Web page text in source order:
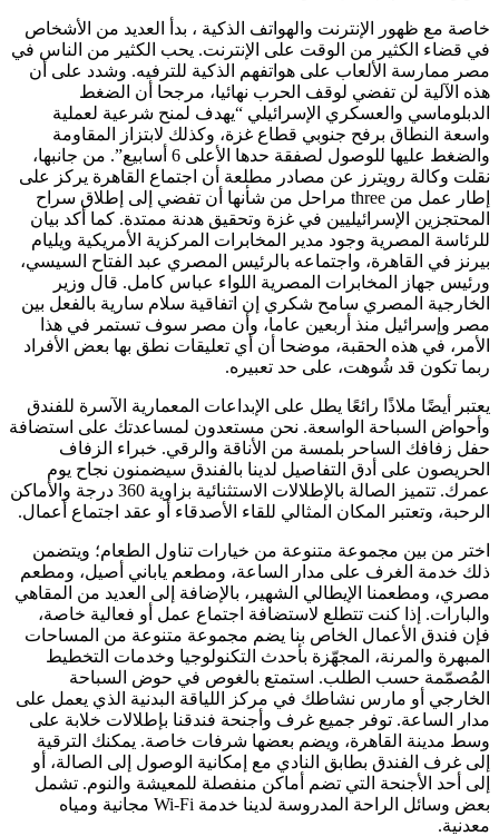
خاصة مع ظهور الإنترنت والهواتف الذكية ، بدأ العديد من الأشخاص
في قضاء الكثير من الوقت على الإنترنت. يحب الكثير من الناس في
مصر ممارسة الألعاب على هواتفهم الذكية للترفيه. وشدد على أن
هذه الآلية لن تفضي لوقف الحرب نهائيا، مرجحا أن الضغط
الدبلوماسي والعسكري الإسرائيلي “يهدف لمنح شرعية لعملية
واسعة النطاق برفح جنوبي قطاع غزة، وكذلك لابتزاز المقاومة
والضغط عليها للوصول لصفقة حدها الأعلى 6 أسابيع”. من جانبها،
نقلت وكالة رويترز عن مصادر مطلعة أن اجتماع القاهرة يركز على
إطار عمل من three مراحل من شأنها أن تفضي إلى إطلاق سراح
المحتجزين الإسرائيليين في غزة وتحقيق هدنة ممتدة. كما أكد بيان
للرئاسة المصرية وجود مدير المخابرات المركزية الأمريكية ويليام
بيرنز في القاهرة، واجتماعه بالرئيس المصري عبد الفتاح السيسي،
ورئيس جهاز المخابرات المصرية اللواء عباس كامل. قال وزير
الخارجية المصري سامح شكري إن اتفاقية سلام سارية بالفعل بين
مصر وإسرائيل منذ أربعين عاما، وأن مصر سوف تستمر في هذا
الأمر، في هذه الحقبة، موضحا أن أي تعليقات نطق بها بعض الأفراد
ربما تكون قد شُوهت، على حد تعبيره.
يعتبر أيضًا ملاذًا رائعًا يطل على الإبداعات المعمارية الآسرة للفندق
وأحواض السباحة الواسعة. نحن مستعدون لمساعدتك على استضافة
حفل زفافك الساحر بلمسة من الأناقة والرقي. خبراء الزفاف
الحريصون على أدق التفاصيل لدينا بالفندق سيضمنون نجاح يوم
عمرك. تتميز الصالة بالإطلالات الاستثنائية بزاوية 360 درجة والأماكن
الرحبة، وتعتبر المكان المثالي للقاء الأصدقاء أو عقد اجتماع أعمال.
اختر من بين مجموعة متنوعة من خيارات تناول الطعام؛ ويتضمن
ذلك خدمة الغرف على مدار الساعة، ومطعم ياباني أصيل، ومطعم
مصري، ومطعمنا الإيطالي الشهير، بالإضافة إلى العديد من المقاهي
والبارات. إذا كنت تتطلع لاستضافة اجتماع عمل أو فعالية خاصة،
فإن فندق الأعمال الخاص بنا يضم مجموعة متنوعة من المساحات
المبهرة والمرنة، المجهّزة بأحدث التكنولوجيا وخدمات التخطيط
المُصمّمة حسب الطلب. استمتع بالغوص في حوض السباحة
الخارجي أو مارس نشاطك في مركز اللياقة البدنية الذي يعمل على
مدار الساعة. توفر جميع غرف وأجنحة فندقنا بإطلالات خلابة على
وسط مدينة القاهرة، ويضم بعضها شرفات خاصة. يمكنك الترقية
إلى غرف الفندق بطابق النادي مع إمكانية الوصول إلى الصالة، أو
إلى أحد الأجنحة التي تضم أماكن منفصلة للمعيشة والنوم. تشمل
بعض وسائل الراحة المدروسة لدينا خدمة Wi-Fi مجانية ومياه
معدنية.